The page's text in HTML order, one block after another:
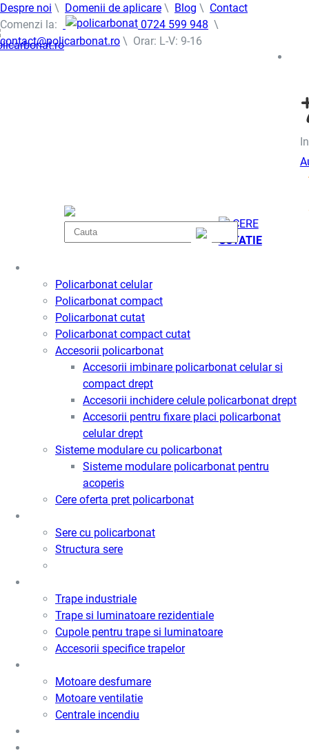
Despre noi \ Domenii de aplicare \ Blog \ Contact
Comenzi la:
0724 599 948 \
contact@policarbonat.ro \ Orar: L-V: 9-16
CERE
COTATIE
Policarbonat celular
Policarbonat compact
Policarbonat cutat
Policarbonat compact cutat
Accesorii policarbonat
Accesorii imbinare policarbonat celular si
compact drept
Accesorii inchidere celule policarbonat drept
Accesorii pentru fixare placi policarbonat
celular drept
Sisteme modulare cu policarbonat
Sisteme modulare policarbonat pentru
acoperis
Cere oferta pret policarbonat
Sere cu policarbonat
Structura sere
Trape industriale
Trape si luminatoare rezidentiale
Cupole pentru trape si luminatoare
Accesorii specifice trapelor
Motoare desfumare
Motoare ventilatie
Centrale incendiu